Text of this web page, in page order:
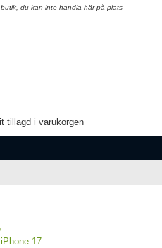
du kan inte handla här på plats
tillagd i varukorgen
iPhone 17